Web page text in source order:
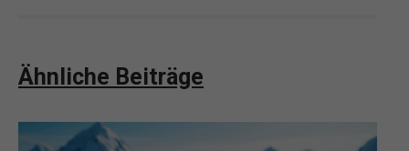
Ähnliche Beiträge